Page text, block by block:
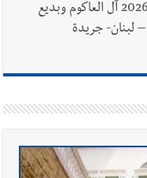
وفاة الحاجة غزالة محمد العاكوم 28-7-2026 آل العاكوم وبديع
لبنان- جريدة